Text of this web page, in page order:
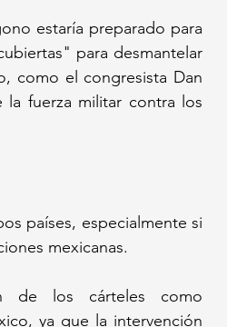
estaría preparado para
para desmantelar
como el congresista Dan
la fuerza militar contra los
países, especialmente si
mexicanas.
de los cárteles como
ya que la intervención